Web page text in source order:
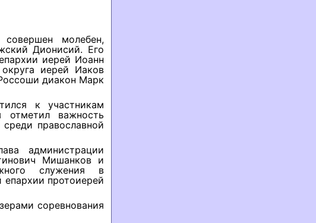
молебен,
Дионисий. Его
иерей Иоанн
иерей Иаков
диакон Марк
к участникам
отметил важность
православной
администрации
Мишанков и
служения в
протоиерей
соревнования